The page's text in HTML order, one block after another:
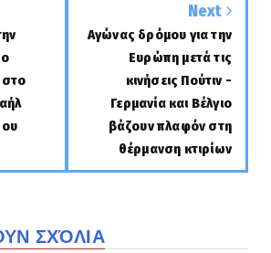
στο
Next
Αγώνας δρόμου για την
Ευρώπη μετά τις
κινήσεις Πούτιν -
Γερμανία και Βέλγιο
βάζουν πλαφόν στη
θέρμανση κτιρίων
ΣΧΌΛΙΑ